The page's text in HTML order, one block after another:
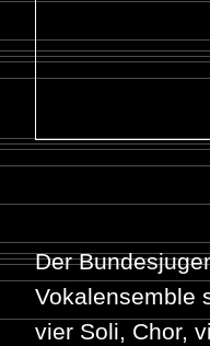
Der
Vokalensemble
vier Soli, Chor,